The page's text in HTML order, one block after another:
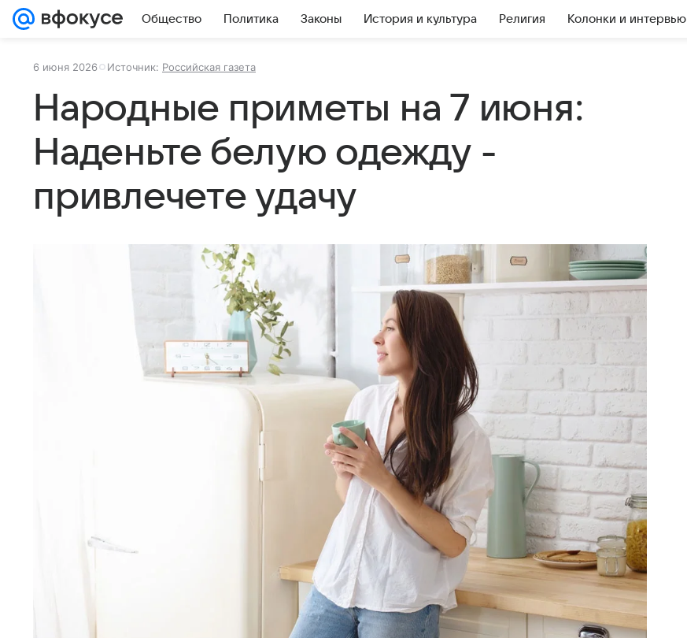
Общество Политика Законы История и культура Религия Колонки и интервью
6 июня 2026 Источник: Российская газета
Народные приметы на 7 июня:
Наденьте белую одежду -
привлечете удачу